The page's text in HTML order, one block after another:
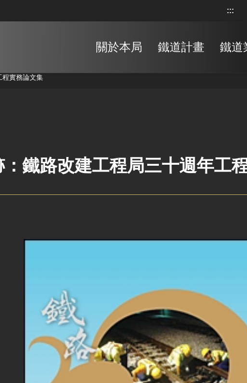
:::
關於本局 鐵道計畫 鐵道
程實務論文集
鐵路改建工程局三十週年工